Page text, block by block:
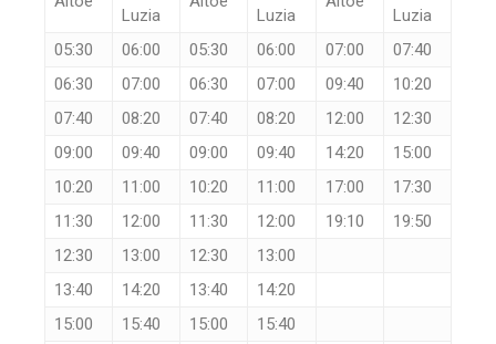
Luzia Luzia
Luzia
05:30
06:00 05:30 06:00 07:00
07:40
06:30
07:00 06:30 07:00 09:40
10:20
07:40
08:20 07:40 08:20 12:00
12:30
09:00
09:40 09:00 09:40 14:20
15:00
10:20
11:00 10:20 11:00 17:00
17:30
11:30
12:00 11:30 12:00 19:10
19:50
12:30
13:00 12:30
13:00
13:40
14:20 13:40
14:20
15:00
15:40 15:00
15:40